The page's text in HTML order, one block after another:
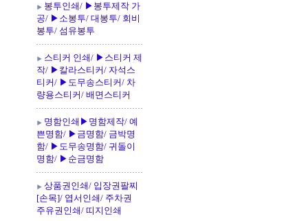
봉투인쇄/ ▶봉투제작 가
공/ ▶소봉투/ 대봉투/ 회비
봉투/ 섬유봉투
스티커 인쇄/ ▶스티커 제
작/ ▶칼라스티커/ 자석스
티커/ ▶도무송스티커/ 차
량용스티커/ 배면스티커
명함인쇄▶명함제작/ 예
쁜명함/ ▶금명함/ 금박명
함/ ▶도무송명함/ 귀돌이
명함/ ▶순금명함
상품권인쇄/ 입장권팔찌
[손목]/ 엽서인쇄/ 주차권
주유권인쇄/ 띠지인쇄